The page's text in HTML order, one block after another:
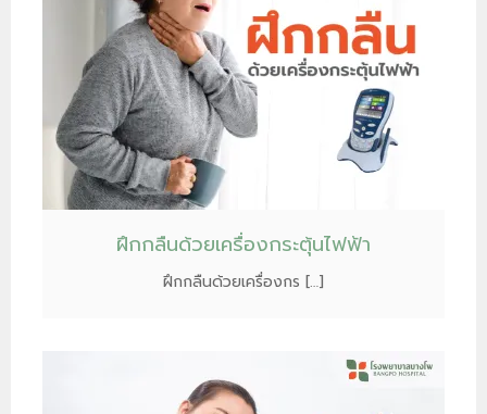
ฝึกกลืนด้วยเครื่องกระตุ้นไฟฟ้า
ฝึกกลืนด้วยเครื่องกร […]